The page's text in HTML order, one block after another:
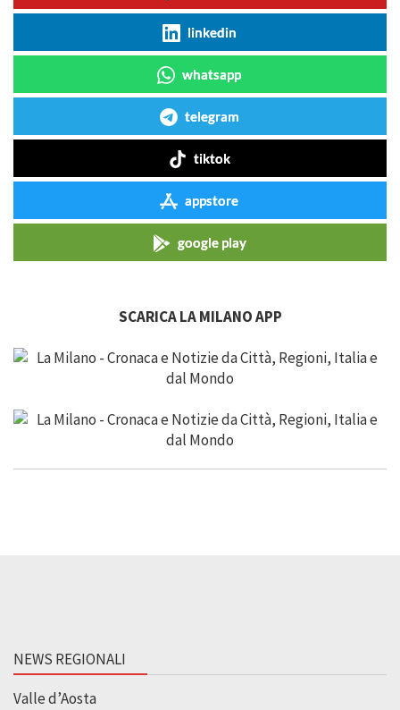
linkedin
whatsapp
telegram
tiktok
appstore
google play
SCARICA LA MILANO APP
NEWS REGIONALI
Valle d’Aosta